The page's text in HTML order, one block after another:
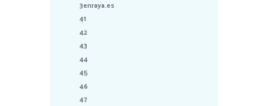
3enraya.es
41
42
43
44
45
46
47